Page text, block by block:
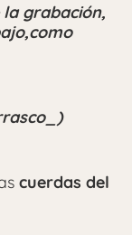
grabación,
cuerdas del